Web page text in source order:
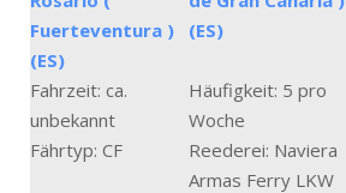
Fuerteventura )
(ES)
(ES)
Fahrzeit: ca.
unbekannt
Häufigkeit: 5 pro
Woche
Fährtyp: CF
Reederei: Naviera
Armas Ferry LKW